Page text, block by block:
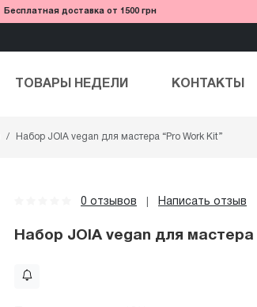
Бесплатная доставка от 1500 грн
ТОВАРЫ НЕДЕЛИ КОНТАКТЫ
Набор JOIA vegan для мастера “Pro Work Kit”
0 отзывов Написать отзыв
Набор JOIA vegan для мастера